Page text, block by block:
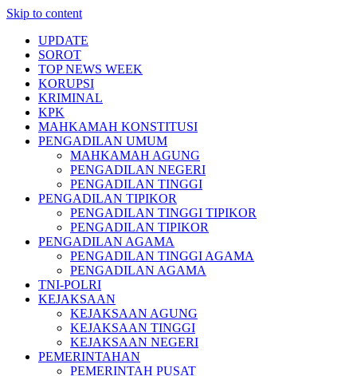
Skip to content
UPDATE
SOROT
TOP NEWS WEEK
KORUPSI
KRIMINAL
KPK
MAHKAMAH KONSTITUSI
PENGADILAN UMUM
MAHKAMAH AGUNG
PENGADILAN NEGERI
PENGADILAN TINGGI
PENGADILAN TIPIKOR
PENGADILAN TINGGI TIPIKOR
PENGADILAN TIPIKOR
PENGADILAN AGAMA
PENGADILAN TINGGI AGAMA
PENGADILAN AGAMA
TNI-POLRI
KEJAKSAAN
KEJAKSAAN AGUNG
KEJAKSAAN TINGGI
KEJAKSAAN NEGERI
PEMERINTAHAN
PEMERINTAH PUSAT